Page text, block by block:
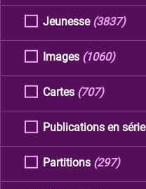
Jeunesse (3837)
Images (1060)
Cartes (707)
Publications en série
Partitions (297)